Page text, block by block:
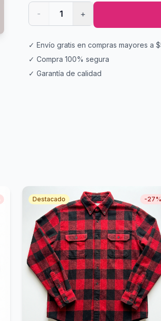
- 1 +
✓ Envío gratis en compras mayores a
✓ Compra 100% segura
✓ Garantía de calidad
Destacado -27%